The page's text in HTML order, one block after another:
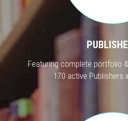
Featuring complete portfolio
170 active Publishers